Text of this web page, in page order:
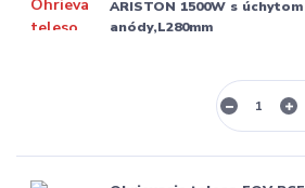
ARISTON 1500W s úchytom
anódy,L280mm